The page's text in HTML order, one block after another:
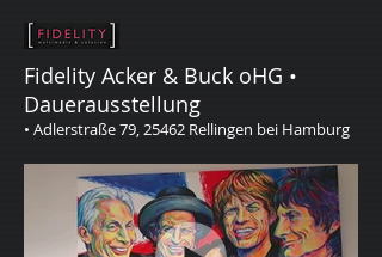
Fidelity Acker & Buck oHG •
Dauerausstellung
• Adlerstraße 79, 25462 Rellingen bei Hamburg